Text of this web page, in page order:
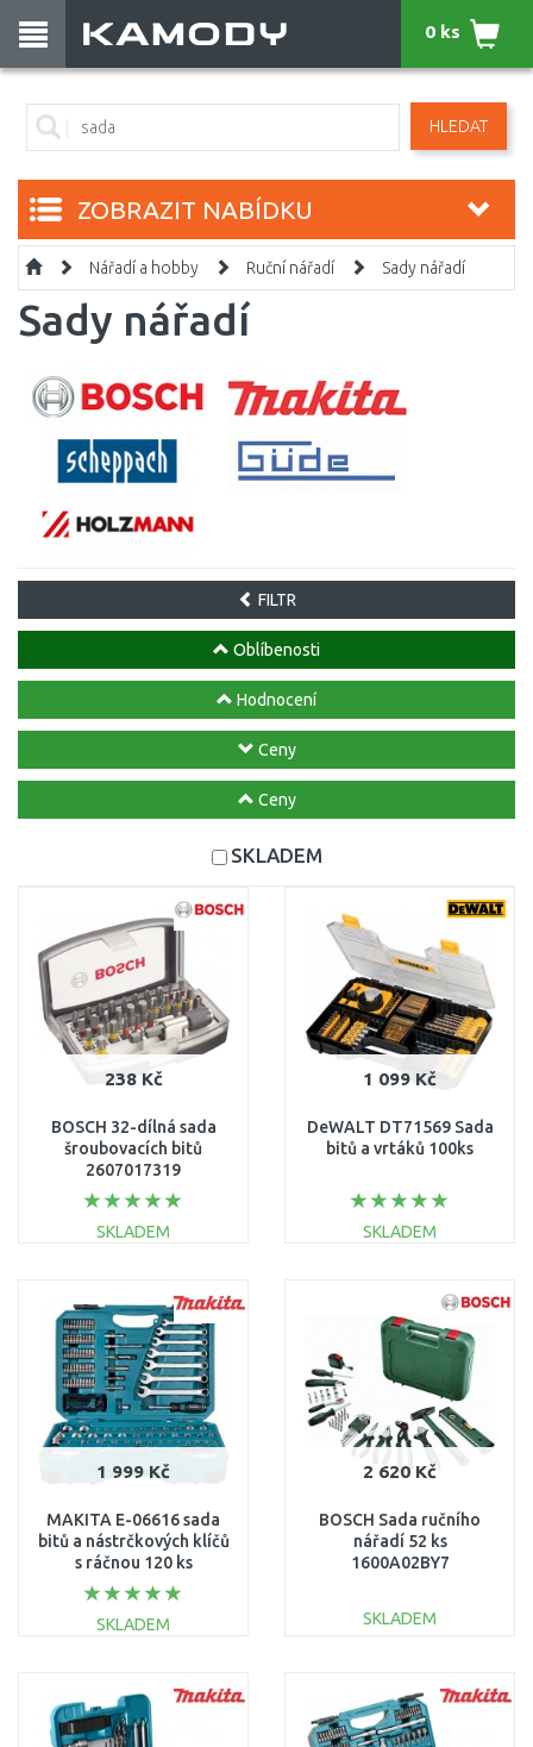
HLEDAT
0 ks
ZOBRAZIT NABÍDKU
Nářadí a hobby Ruční nářadí Sady nářadí
Sady nářadí
FILTR
Oblíbenosti
Hodnocení
Ceny
Ceny
SKLADEM
238 Kč
BOSCH 32-dílná sada
šroubovacích bitů
2607017319
SKLADEM
Porovnat
1 099 Kč
DeWALT DT71569 Sada
bitů a vrtáků 100ks
SKLADEM
Porovnat
1 999 Kč
MAKITA E-06616 sada
bitů a nástrčkových klíčů
s ráčnou 120 ks
SKLADEM
Porovnat
2 620 Kč
BOSCH Sada ručního
nářadí 52 ks
1600A02BY7
SKLADEM
Porovnat